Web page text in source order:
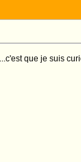
que je suis